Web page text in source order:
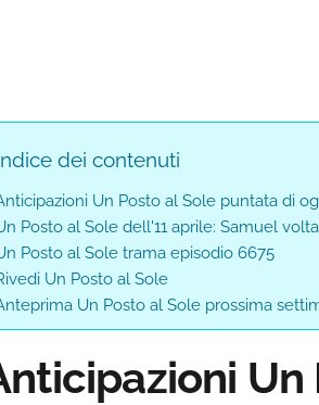
dei contenuti
Un Posto al Sole puntata di
Posto al Sole dell'11 aprile: Samuel
Posto al Sole trama episodio 6675
Un Posto al Sole
Un Posto al Sole prossima